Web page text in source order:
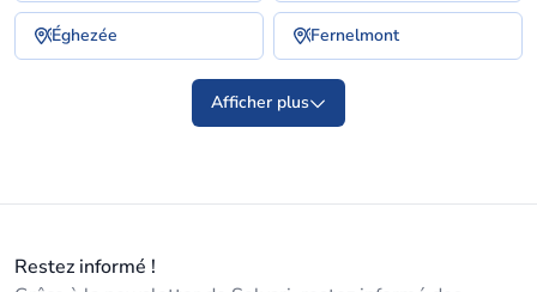
Éghezée Fernelmont
Afficher plus
Restez informé !